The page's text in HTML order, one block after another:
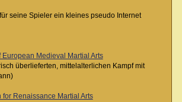
seine Spieler ein kleines pseudo Internet
European Medieval Martial Arts
überlieferten, mittelalterlichen Kampf mit
for Renaissance Martial Arts